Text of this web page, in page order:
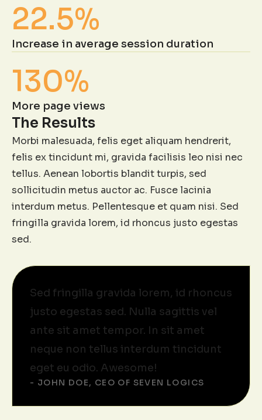
22.5%
Increase in average session duration
130%
More page views
The Results
Morbi malesuada, felis eget aliquam hendrerit,
felis ex tincidunt mi, gravida facilisis leo nisi nec
tellus. Aenean lobortis blandit turpis, sed
sollicitudin metus auctor ac. Fusce lacinia
interdum metus. Pellentesque et quam nisi. Sed
fringilla gravida lorem, id rhoncus justo egestas
sed.
Sed fringilla gravida lorem, id rhoncus
justo egestas sed. Nulla sagittis vel
ante sit amet tempor. In sit amet
neque non tellus interdum tincidunt
eget eu odio. Awesome!
- JOHN DOE, CEO OF SEVEN LOGICS